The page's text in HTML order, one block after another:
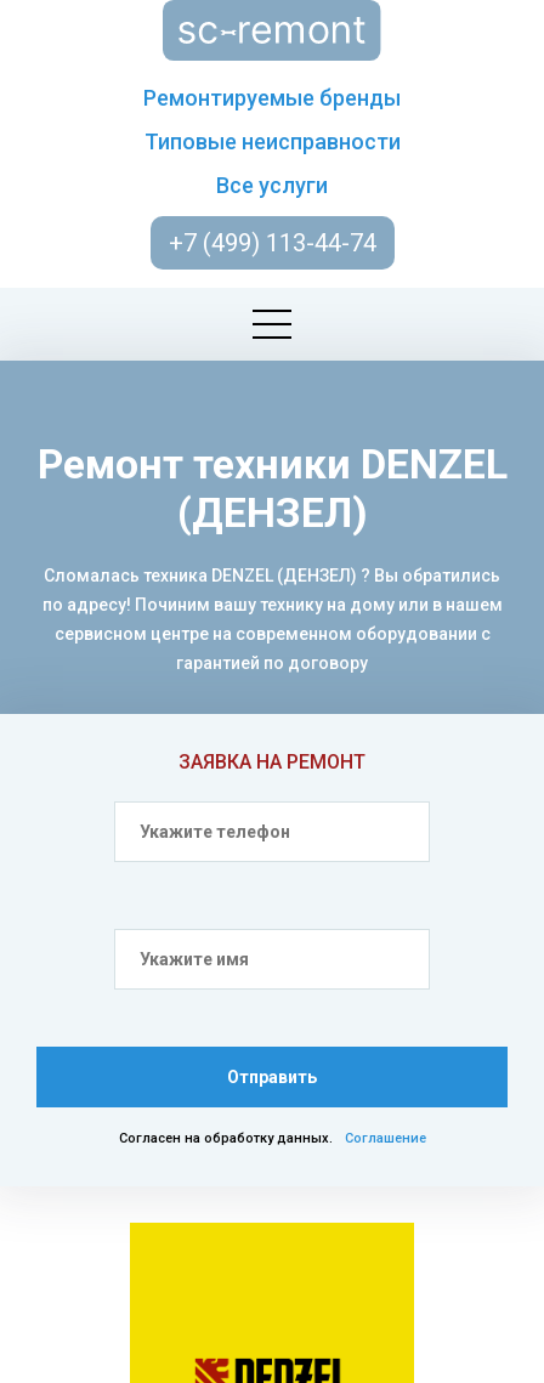
Ремонтируемые бренды
Типовые неисправности
Все услуги
+7 (499) 113-44-74
ЗАЯВКА НА РЕМОНТ
Отправить
Согласен на обработку данных. Соглашение
Ремонт техники DENZEL
(ДЕНЗЕЛ)
Сломалась техника DENZEL (ДЕНЗЕЛ) ? Вы обратились
по адресу! Починим вашу технику на дому или в нашем
сервисном центре на современном оборудовании с
гарантией по договору